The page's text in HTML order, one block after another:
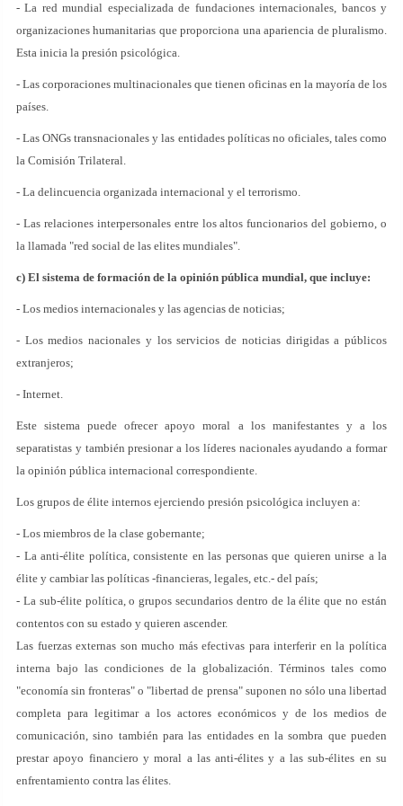
- La red mundial especializada de fundaciones internacionales, bancos y
organizaciones humanitarias que proporciona una apariencia de pluralismo.
Esta inicia la presión psicológica.
- Las corporaciones multinacionales que tienen oficinas en la mayoría de los
países.
- Las ONGs transnacionales y las entidades políticas no oficiales, tales como
la Comisión Trilateral.
- La delincuencia organizada internacional y el terrorismo.
- Las relaciones interpersonales entre los altos funcionarios del gobierno, o
la llamada "red social de las elites mundiales".
c) El sistema de formación de la opinión pública mundial, que incluye:
- Los medios internacionales y las agencias de noticias;
- Los medios nacionales y los servicios de noticias dirigidas a públicos
extranjeros;
- Internet.
Este sistema puede ofrecer apoyo moral a los manifestantes y a los
separatistas y también presionar a los líderes nacionales ayudando a formar
la opinión pública internacional correspondiente.
Los grupos de élite internos ejerciendo presión psicológica incluyen a:
- Los miembros de la clase gobernante;
- La anti-élite política, consistente en las personas que quieren unirse a la
élite y cambiar las políticas -financieras, legales, etc.- del país;
- La sub-élite política, o grupos secundarios dentro de la élite que no están
contentos con su estado y quieren ascender.
Las fuerzas externas son mucho más efectivas para interferir en la política
interna bajo las condiciones de la globalización. Términos tales como
"economía sin fronteras" o "libertad de prensa" suponen no sólo una libertad
completa para legitimar a los actores económicos y de los medios de
comunicación, sino también para las entidades en la sombra que pueden
prestar apoyo financiero y moral a las anti-élites y a las sub-élites en su
enfrentamiento contra las élites.